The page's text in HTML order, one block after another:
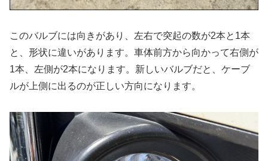
このバルブには向きがあり、左右で突起の数が2本と1本
と、形状に違いがあります。車体前方から向かって右側が
1本、左側が2本になります。新しいバルブだと、ケーブ
ルが上側に出るのが正しい方向になります。